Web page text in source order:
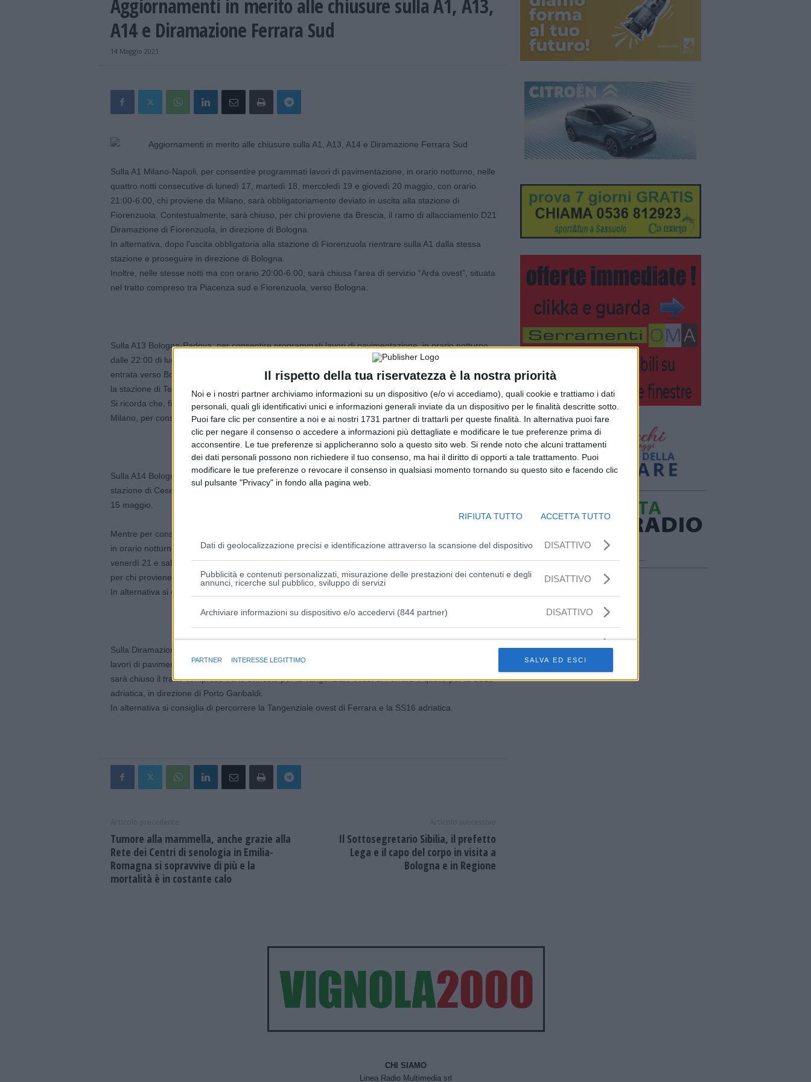
Il rispetto della tua riservatezza è la nostra priorità
Noi e i nostri partner archiviamo informazioni su un dispositivo (e/o vi accediamo), quali cookie e trattiamo i dati
personali, quali gli identificativi unici e informazioni generali inviate da un dispositivo per le finalità descritte sotto.
Puoi fare clic per consentire a noi e ai nostri 1731 partner di trattarli per queste finalità. In alternativa puoi fare
clic per negare il consenso o accedere a informazioni più dettagliate e modificare le tue preferenze prima di
acconsentire. Le tue preferenze si applicheranno solo a questo sito web. Si rende noto che alcuni trattamenti
dei dati personali possono non richiedere il tuo consenso, ma hai il diritto di opporti a tale trattamento. Puoi
modificare le tue preferenze o revocare il consenso in qualsiasi momento tornando su questo sito e facendo clic
sul pulsante "Privacy" in fondo alla pagina web.
RIFIUTA TUTTO ACCETTA TUTTO
Dati di geolocalizzazione precisi e identificazione attraverso la scansione del dispositivo DISATTIVO
Pubblicità e contenuti personalizzati, misurazione delle prestazioni dei contenuti e degli
annunci, ricerche sul pubblico, sviluppo di servizi
DISATTIVO
Archiviare informazioni su dispositivo e/o accedervi (844 partner) DISATTIVO
Finalità e caratteristiche speciali
PARTNER INTERESSE LEGITTIMO SALVA ED ESCI
Aggiornamenti in merito alle chiusure sulla A1, A13,
A14 e Diramazione Ferrara Sud
14 Maggio 2021
Sulla A1 Milano-Napoli, per consentire programmati lavori di pavimentazione, in orario notturno, nelle
quattro notti consecutive di lunedì 17, martedì 18, mercoledì 19 e giovedì 20 maggio, con orario
21:00-6:00, chi proviene da Milano, sarà obbligatoriamente deviato in uscita alla stazione di
Fiorenzuola. Contestualmente, sarà chiuso, per chi proviene da Brescia, il ramo di allacciamento D21
Diramazione di Fiorenzuola, in direzione di Bologna.
In alternativa, dopo l’uscita obbligatoria alla stazione di Fiorenzuola rientrare sulla A1 dalla stessa
stazione e proseguire in direzione di Bologna.
Inoltre, nelle stesse notti ma con orario 20:00-6:00, sarà chiusa l’area di servizio “Arda ovest”, situata
nel tratto compreso tra Piacenza sud e Fiorenzuola, verso Bologna.
Sulla A13 Bologna-Padova, per consentire programmati lavori di pavimentazione, in orario notturno,
dalle 22:00 di lunedì 17 alle 6:00 di martedì 18 maggio, sarà chiusa la stazione di Monselice, in
entrata verso Bologna e in uscita per chi proviene da Bologna. In alternativa, si consiglia di utilizzare
la stazione di Terme Euganee o di Boara.
Si ricorda che, fino alle 20:00 del 30 maggio, la stazione di Monselice è chiusa in entrata verso
Milano, per consentire lavori del ponte sul canale Bagnarolo, al km 90+800.
Sulla A14 Bologna-Taranto, è stata annullata l’ultima chiusura in programma dell’entrata della
stazione di Cesena nord, che era prevista dalle 22:00 di questa sera, venerdì 14, alle 6:00 di sabato
15 maggio.
Mentre per consentire programmati interventi di manutenzione sul cavalcavia situato al km 64+536,
in orario notturno, nelle sei notti consecutive di lunedì 17, martedì 18, mercoledì 19, giovedì 20,
venerdì 21 e sabato 22 maggio, con orario 22:00-6:00, sarà chiusa la stazione di Faenza, in uscita
per chi proviene da Pesara/Ancona.
In alternativa si consiglia di uscire alla stazione di Imola o di Forlì.
Sulla Diramazione Ferrara sud (Raccordo Ferrara-Porto Garibaldi) D23, per consentire programmati
lavori di pavimentazione, in orario notturno, dalle 22:00 di lunedì 17 alle 6:00 di martedì 18 maggio,
sarà chiuso il tratto compreso tra lo svincolo per la Tangenziale ovest di Ferrara e quello per la SS16
adriatica, in direzione di Porto Garibaldi.
In alternativa si consiglia di percorrere la Tangenziale ovest di Ferrara e la SS16 adriatica.
Tumore alla mammella, anche grazie alla
Rete dei Centri di senologia in Emilia-
Romagna si sopravvive di più e la
mortalità è in costante calo
Il Sottosegretario Sibilia, il prefetto
Lega e il capo del corpo in visita a
Bologna e in Regione
ora in onda
CHI SIAMO
Linea Radio Multimedia srl